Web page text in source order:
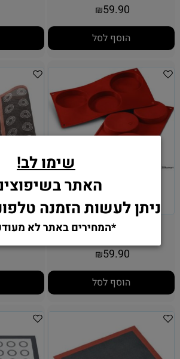
₪59.90
הוסף לסל
תבנית סיליקון 3 שקעים
₪59.90
הוסף לסל
משטח
שימו לב!
האתר
ניתן לעשות הזמנה
*המחירים באתר לא